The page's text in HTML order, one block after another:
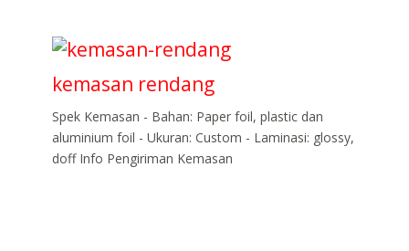
kemasan rendang
Spek Kemasan - Bahan: Paper foil, plastic dan
aluminium foil - Ukuran: Custom - Laminasi: glossy,
doff Info Pengiriman Kemasan